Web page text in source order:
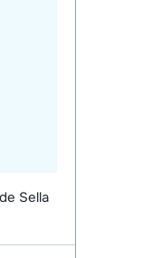
Sella